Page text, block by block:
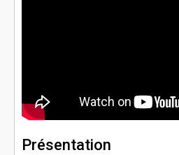
Présentation